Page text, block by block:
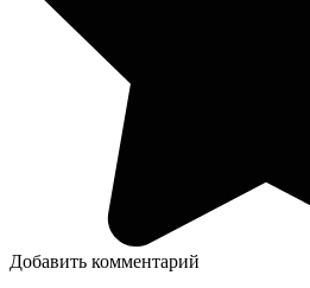
Добавить комментарий